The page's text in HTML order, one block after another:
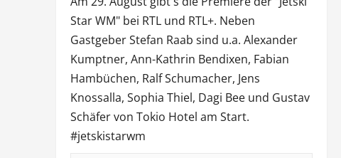
Star WM" bei RTLund RTL+. Neben
Gastgeber Stefan Raab sind u.a. Alexander
Kumptner, Ann-Kathrin Bendixen, Fabian
Hambüchen, Ralf Schumacher, Jens
Knossalla, Sophia Thiel, Dagi Beeund Gustav
Schäfer von Tokio Hotel am Start.
#jetskistarwm